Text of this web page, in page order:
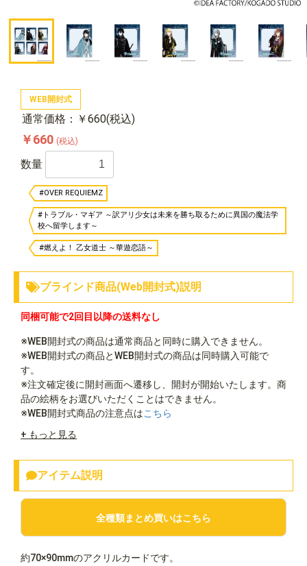
WEB開封式
通常価格：￥660(税込)
￥660 (税込)
数量
#OVER REQUIEMZ
#トラブル・マギア ～訳アリ少女は未来を勝ち取るために異国の魔法学
校へ留学します～
#燃えよ！ 乙女道士 ～華遊恋語～
ブラインド商品(Web開封式)説明
同梱可能で2回目以降の送料なし
※WEB開封式の商品は通常商品と同時に購入できません。
※WEB開封式の商品とWEB開封式の商品は同時購入可能で
す。
※注文確定後に開封画面へ遷移し、開封が開始いたします。商
品の絵柄をお選びいただくことはできません。
※WEB開封式商品の注意点はこちら
+ もっと見る
アイテム説明
全種類まとめ買いはこちら
約70×90mmのアクリルカードです。